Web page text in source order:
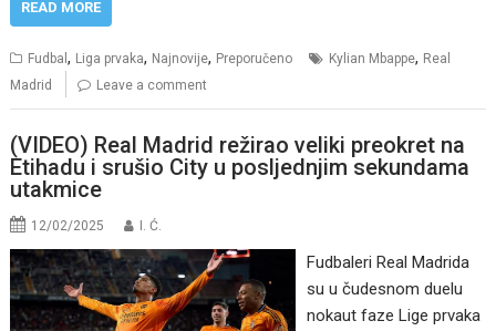
READ MORE
Fudbal, Liga prvaka, Najnovije, Preporučeno Kylian Mbappe, Real
Madrid
Leave a comment
(VIDEO) Real Madrid režirao veliki preokret na
Etihadu i srušio City u posljednjim sekundama
utakmice
12/02/2025 I. Ć.
Fudbaleri Real Madrida
su u čudesnom duelu
nokaut faze Lige prvaka